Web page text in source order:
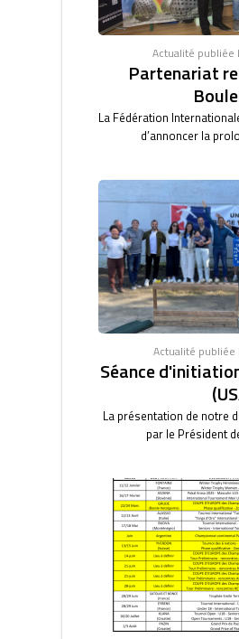
Actualité publiée
Partenariat
La Fédération
d’annoncer la
Actualité publiée
Séance
La présentation de notre
par le Président